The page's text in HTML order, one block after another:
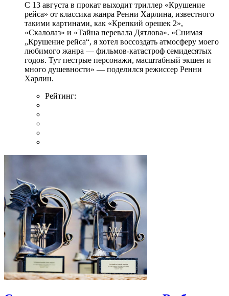
С 13 августа в прокат выходит триллер «Крушение
рейса» от классика жанра Ренни Харлина, известного
такими картинами, как «Крепкий орешек 2»,
«Скалолаз» и «Тайна перевала Дятлова». «Снимая
„Крушение рейса“, я хотел воссоздать атмосферу моего
любимого жанра — фильмов-катастроф семидесятых
годов. Тут пестрые персонажи, масштабный экшен и
много душевности» — поделился режиссер Ренни
Харлин.
Рейтинг: